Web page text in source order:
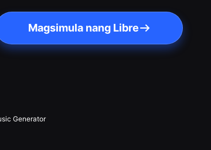
Magsimula nang Libre
Generator